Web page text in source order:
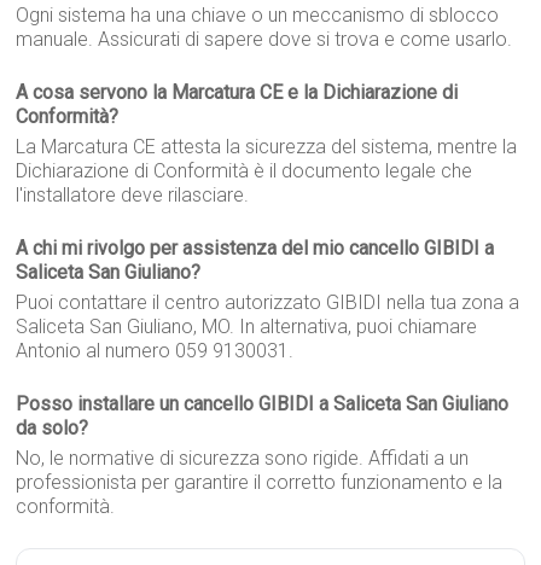
Ogni sistema ha una chiave o un meccanismo di sblocco
manuale. Assicurati di sapere dove si trova e come usarlo.
A cosa servono la Marcatura CE e la Dichiarazione di
Conformità?
La Marcatura CE attesta la sicurezza del sistema, mentre la
Dichiarazione di Conformità è il documento legale che
l'installatore deve rilasciare.
A chi mi rivolgo per assistenza del mio cancello GIBIDI a
Saliceta San Giuliano?
Puoi contattare il centro autorizzato GIBIDI nella tua zona a
Saliceta San Giuliano, MO. In alternativa, puoi chiamare
Antonio al numero 059 9130031.
Posso installare un cancello GIBIDI a Saliceta San Giuliano
da solo?
No, le normative di sicurezza sono rigide. Affidati a un
professionista per garantire il corretto funzionamento e la
conformità.